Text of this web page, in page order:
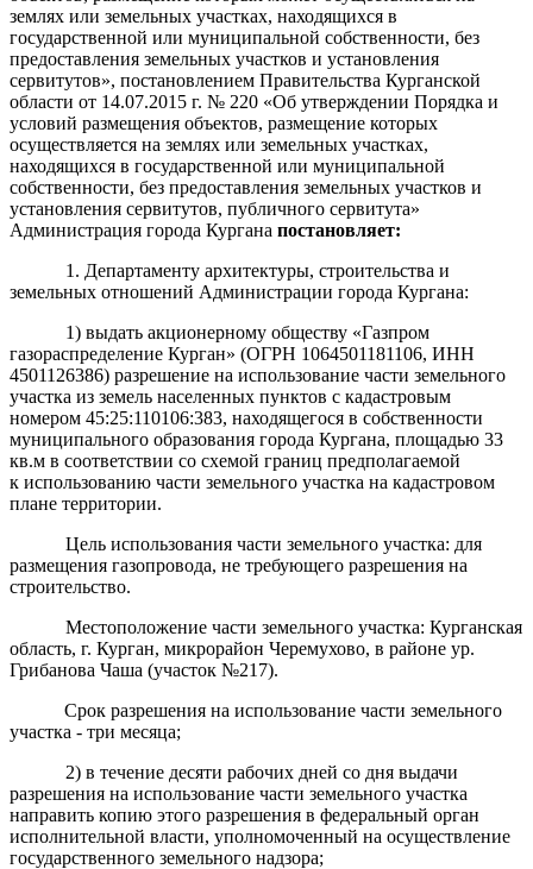
землях или земельных участках, находящихся в
государственной или муниципальной собственности, без
предоставления земельных участков и установления
сервитутов», постановлением Правительства Курганской
области от 14.07.2015 г. № 220 «Об утверждении Порядка и
условий размещения объектов, размещение которых
осуществляется на землях или земельных участках,
находящихся в государственной или муниципальной
собственности, без предоставления земельных участков и
установления сервитутов, публичного сервитута»
Администрация города Кургана постановляет:
1. Департаменту архитектуры, строительства и
земельных отношений Администрации города Кургана:
1) выдать акционерному обществу «Газпром
газораспределение Курган» (ОГРН 1064501181106, ИНН
4501126386) разрешение на использование части земельного
участка из земель населенных пунктов с кадастровым
номером 45:25:110106:383, находящегося в собственности
муниципального образования города Кургана, площадью 33
кв.м в соответствии со схемой границ предполагаемой
к использованию части земельного участка на кадастровом
плане территории.
Цель использования части земельного участка: для
размещения газопровода, не требующего разрешения на
строительство.
Местоположение части земельного участка: Курганская
область, г. Курган, микрорайон Черемухово, в районе ур.
Грибанова Чаша (участок №217).
Срок разрешения на использование части земельного
участка - три месяца;
2) в течение десяти рабочих дней со дня выдачи
разрешения на использование части земельного участка
направить копию этого разрешения в федеральный орган
исполнительной власти, уполномоченный на осуществление
государственного земельного надзора;